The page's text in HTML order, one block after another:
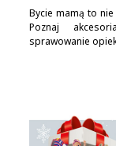
Bycie mamą to
Poznaj
sprawowanie